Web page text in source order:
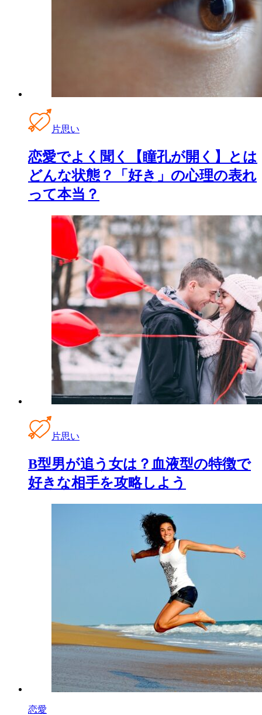
片思い
恋愛でよく聞く【瞳孔が開く】とは
どんな状態？「好き」の心理の表れ
って本当？
片思い
B型男が追う女は？血液型の特徴で
好きな相手を攻略しよう
恋愛